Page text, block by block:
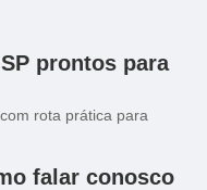
prontos para
rota prática para
falar conosco